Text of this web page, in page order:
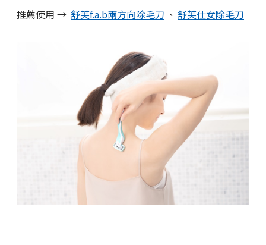
推薦使用 → 舒芙f.a.b兩方向除毛刀 、 舒芙仕女除毛刀